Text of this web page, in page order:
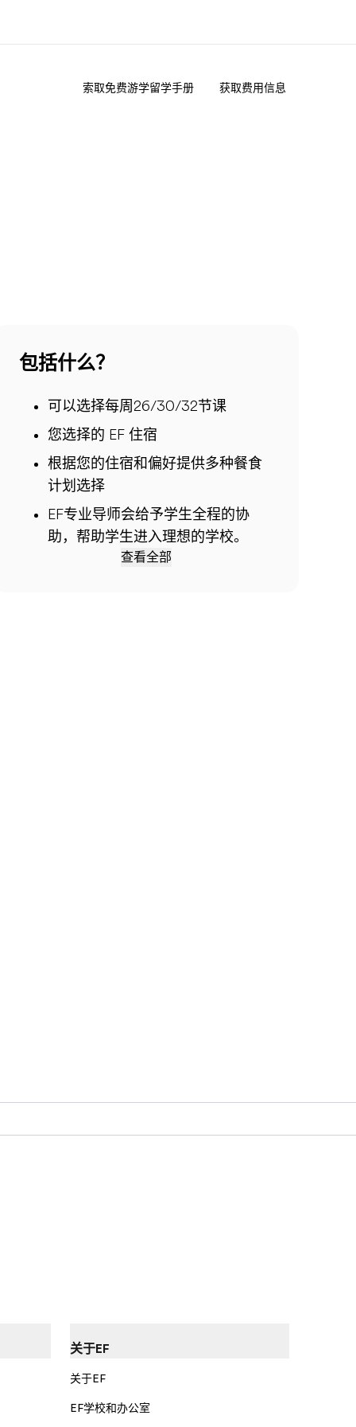
索取免费游学留学手册 获取费用信息
包括什么？
可以选择每周26/30/32节课
您选择的 EF 住宿
根据您的住宿和偏好提供多种餐食
计划选择
EF专业导师会给予学生全程的协
助，帮助学生进入理想的学校。
查看全部
关于EF
关于EF
EF学校和办公室